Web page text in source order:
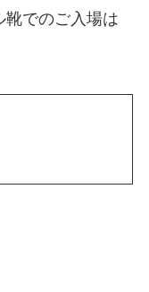
靴でのご入場は